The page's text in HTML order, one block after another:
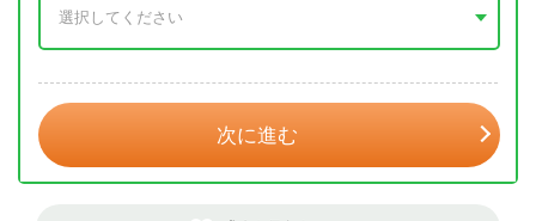
次に進む